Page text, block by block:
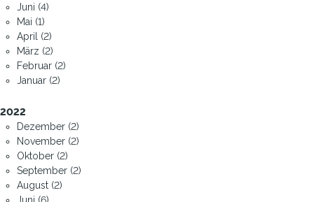
Juni (4)
Mai (1)
April (2)
März (2)
Februar (2)
Januar (2)
2022
Dezember (2)
November (2)
Oktober (2)
September (2)
August (2)
Juni (6)